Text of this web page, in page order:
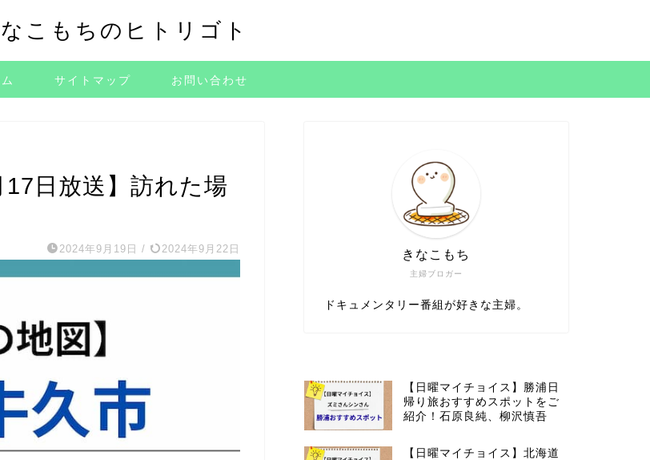
こもちのヒトリゴト
サイトマップ お問い合わせ
日放送】訪れた場
2024年9月19日 / 2024年9月22日
主婦ブロガー
きなこもち
ドキュメンタリー番組が好きな主婦。
【日曜マイチョイス】勝浦日
帰り旅おすすめスポットをご
紹介！石原良純、柳沢慎吾
【日曜マイチョイス】北海道